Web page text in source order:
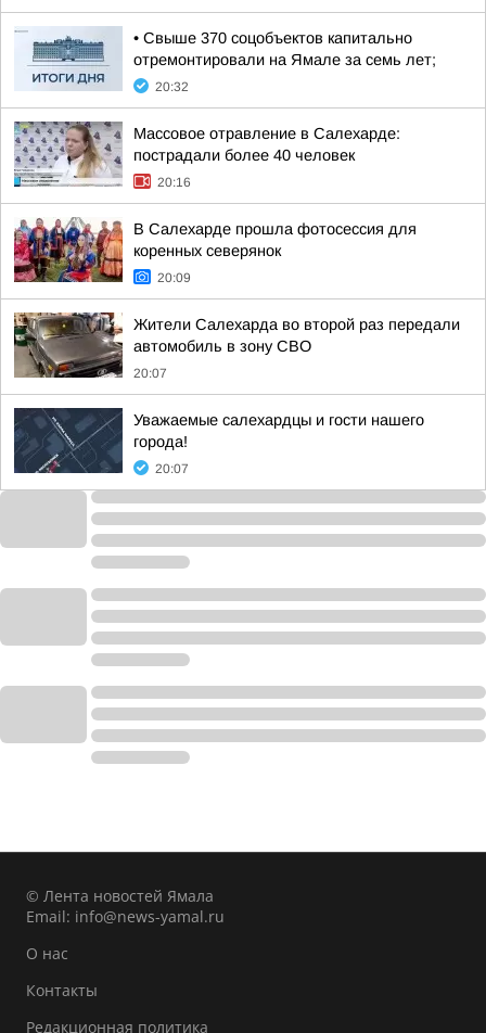
• Свыше 370 соцобъектов капитально
отремонтировали на Ямале за семь лет;
20:32
Массовое отравление в Салехарде:
пострадали более 40 человек
20:16
В Салехарде прошла фотосессия для
коренных северянок
20:09
Жители Салехарда во второй раз передали
автомобиль в зону СВО
20:07
Уважаемые салехардцы и гости нашего
города!
20:07
© Лента новостей Ямала
Email: info@news-yamal.ru
О нас
Контакты
Редакционная политика